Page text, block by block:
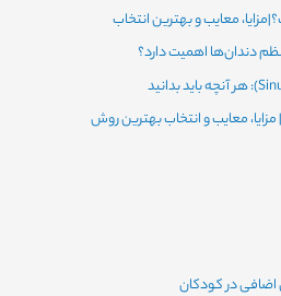
معایب و بهترین انتخاب
دندان‌ها اهمیت دارد؟
مزایا، معایب و انتخاب بهترین روش
اضافی در کودکان